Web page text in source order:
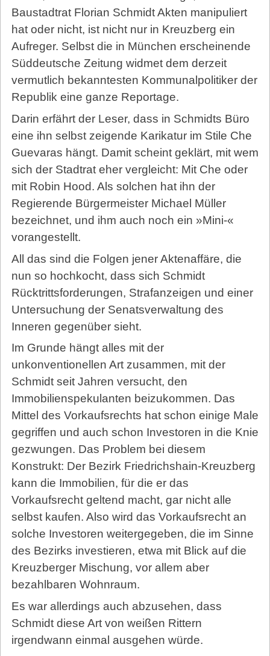
Baustadtrat Florian Schmidt Akten manipuliert
hat oder nicht, ist nicht nur in Kreuzberg ein
Aufreger. Selbst die in München erscheinende
Süddeutsche Zeitung widmet dem derzeit
vermutlich bekanntesten Kommunalpolitiker der
Republik eine ganze Reportage.
Darin erfährt der Leser, dass in Schmidts Büro
eine ihn selbst zeigende Karikatur im Stile Che
Guevaras hängt. Damit scheint geklärt, mit wem
sich der Stadtrat eher vergleicht: Mit Che oder
mit Robin Hood. Als solchen hat ihn der
Regierende Bürgermeister Michael Müller
bezeichnet, und ihm auch noch ein »Mini-«
vorangestellt.
All das sind die Folgen jener Aktenaffäre, die
nun so hochkocht, dass sich Schmidt
Rücktrittsforderungen, Strafanzeigen und einer
Untersuchung der Senatsverwaltung des
Inneren gegenüber sieht.
Im Grunde hängt alles mit der
unkonventionellen Art zusammen, mit der
Schmidt seit Jahren versucht, den
Immobilienspekulanten beizukommen. Das
Mittel des Vorkaufsrechts hat schon einige Male
gegriffen und auch schon Inves­to­ren in die Knie
gezwungen. Das Problem bei diesem
Konstrukt: Der Bezirk Friedrichshain-Kreuzberg
kann die Immobilien, für die er das
Vorkaufsrecht geltend macht, gar nicht alle
selbst kaufen. Also wird das Vorkaufsrecht an
solche Investoren weitergegeben, die im Sinne
des Bezirks investieren, etwa mit Blick auf die
Kreuzberger Mischung, vor allem aber
bezahlbaren Wohnraum.
Es war allerdings auch abzusehen, dass
Schmidt diese Art von weißen Rittern
irgendwann einmal ausgehen würde.